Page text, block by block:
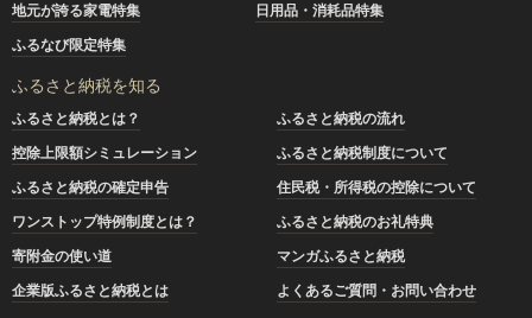
地元が誇る家電特集
日用品・消耗品特集
ふるなび限定特集
ふるさと納税を知る
ふるさと納税とは？
ふるさと納税の流れ
控除上限額シミュレーション
ふるさと納税制度について
ふるさと納税の確定申告
住民税・所得税の控除について
ワンストップ特例制度とは？
ふるさと納税のお礼特典
寄附金の使い道
マンガふるさと納税
企業版ふるさと納税とは
よくあるご質問・お問い合わせ